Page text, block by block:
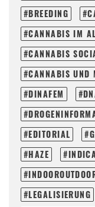
BREEDING
CANNABIS IM
CANNABIS
CANNABIS UND
DINAFEM
EDITORIAL
HAZE
LEGALISIERUNG